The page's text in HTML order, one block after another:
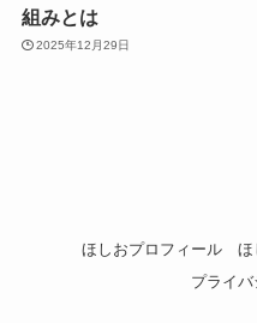
組みとは
2025年12月29日
ほしおプロフィール ほ
プライ